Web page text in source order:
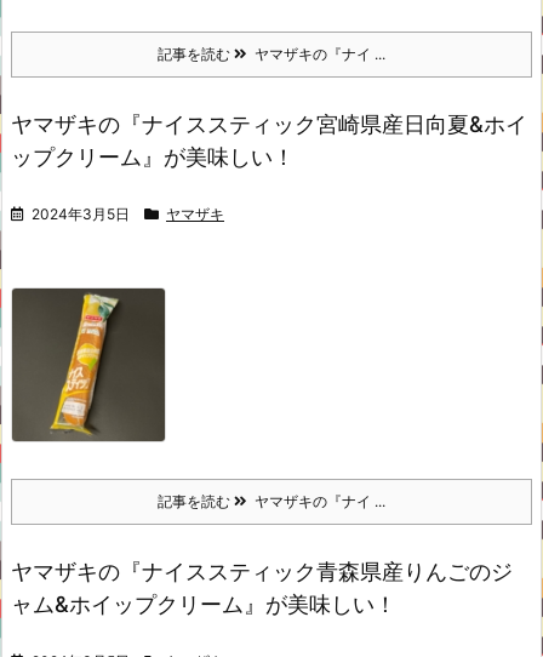
記事を読む ヤマザキの『ナイ ...
ヤマザキの『ナイススティック宮崎県産日向夏&ホイ
ップクリーム』が美味しい！
2024年3月5日 ヤマザキ
記事を読む ヤマザキの『ナイ ...
ヤマザキの『ナイススティック青森県産りんごのジ
ャム&ホイップクリーム』が美味しい！